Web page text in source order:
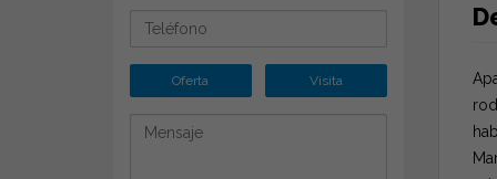
Oferta Visita